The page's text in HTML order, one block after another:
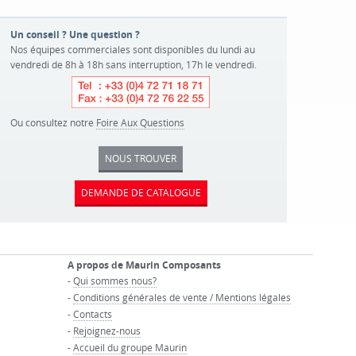
Un conseil ? Une question ?
Nos équipes commerciales sont disponibles du lundi au
vendredi de 8h à 18h sans interruption, 17h le vendredi.
Ou consultez notre Foire Aux Questions
NOUS TROUVER
DEMANDE DE CATALOGUE
A propos de Maurin Composants
-Qui sommes nous?
-Conditions générales de vente / Mentions légales
-Contacts
- Rejoignez-nous
-Accueil du groupe Maurin